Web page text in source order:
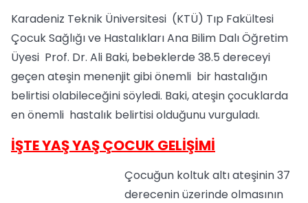
Karadeniz Teknik Üniversitesi (KTÜ) Tıp Fakültesi
Çocuk Sağlığı ve Hastalıkları Ana Bilim Dalı Öğretim
Üyesi Prof. Dr. Ali Baki, bebeklerde 38.5 dereceyi
geçen ateşin menenjit gibi önemli bir hastalığın
belirtisi olabileceğini söyledi. Baki, ateşin çocuklarda
en önemli hastalık belirtisi olduğunu vurguladı.
İŞTE YAŞ YAŞ ÇOCUK GELİŞİMİ
Çocuğun koltuk altı ateşinin 37
derecenin üzerinde olmasının